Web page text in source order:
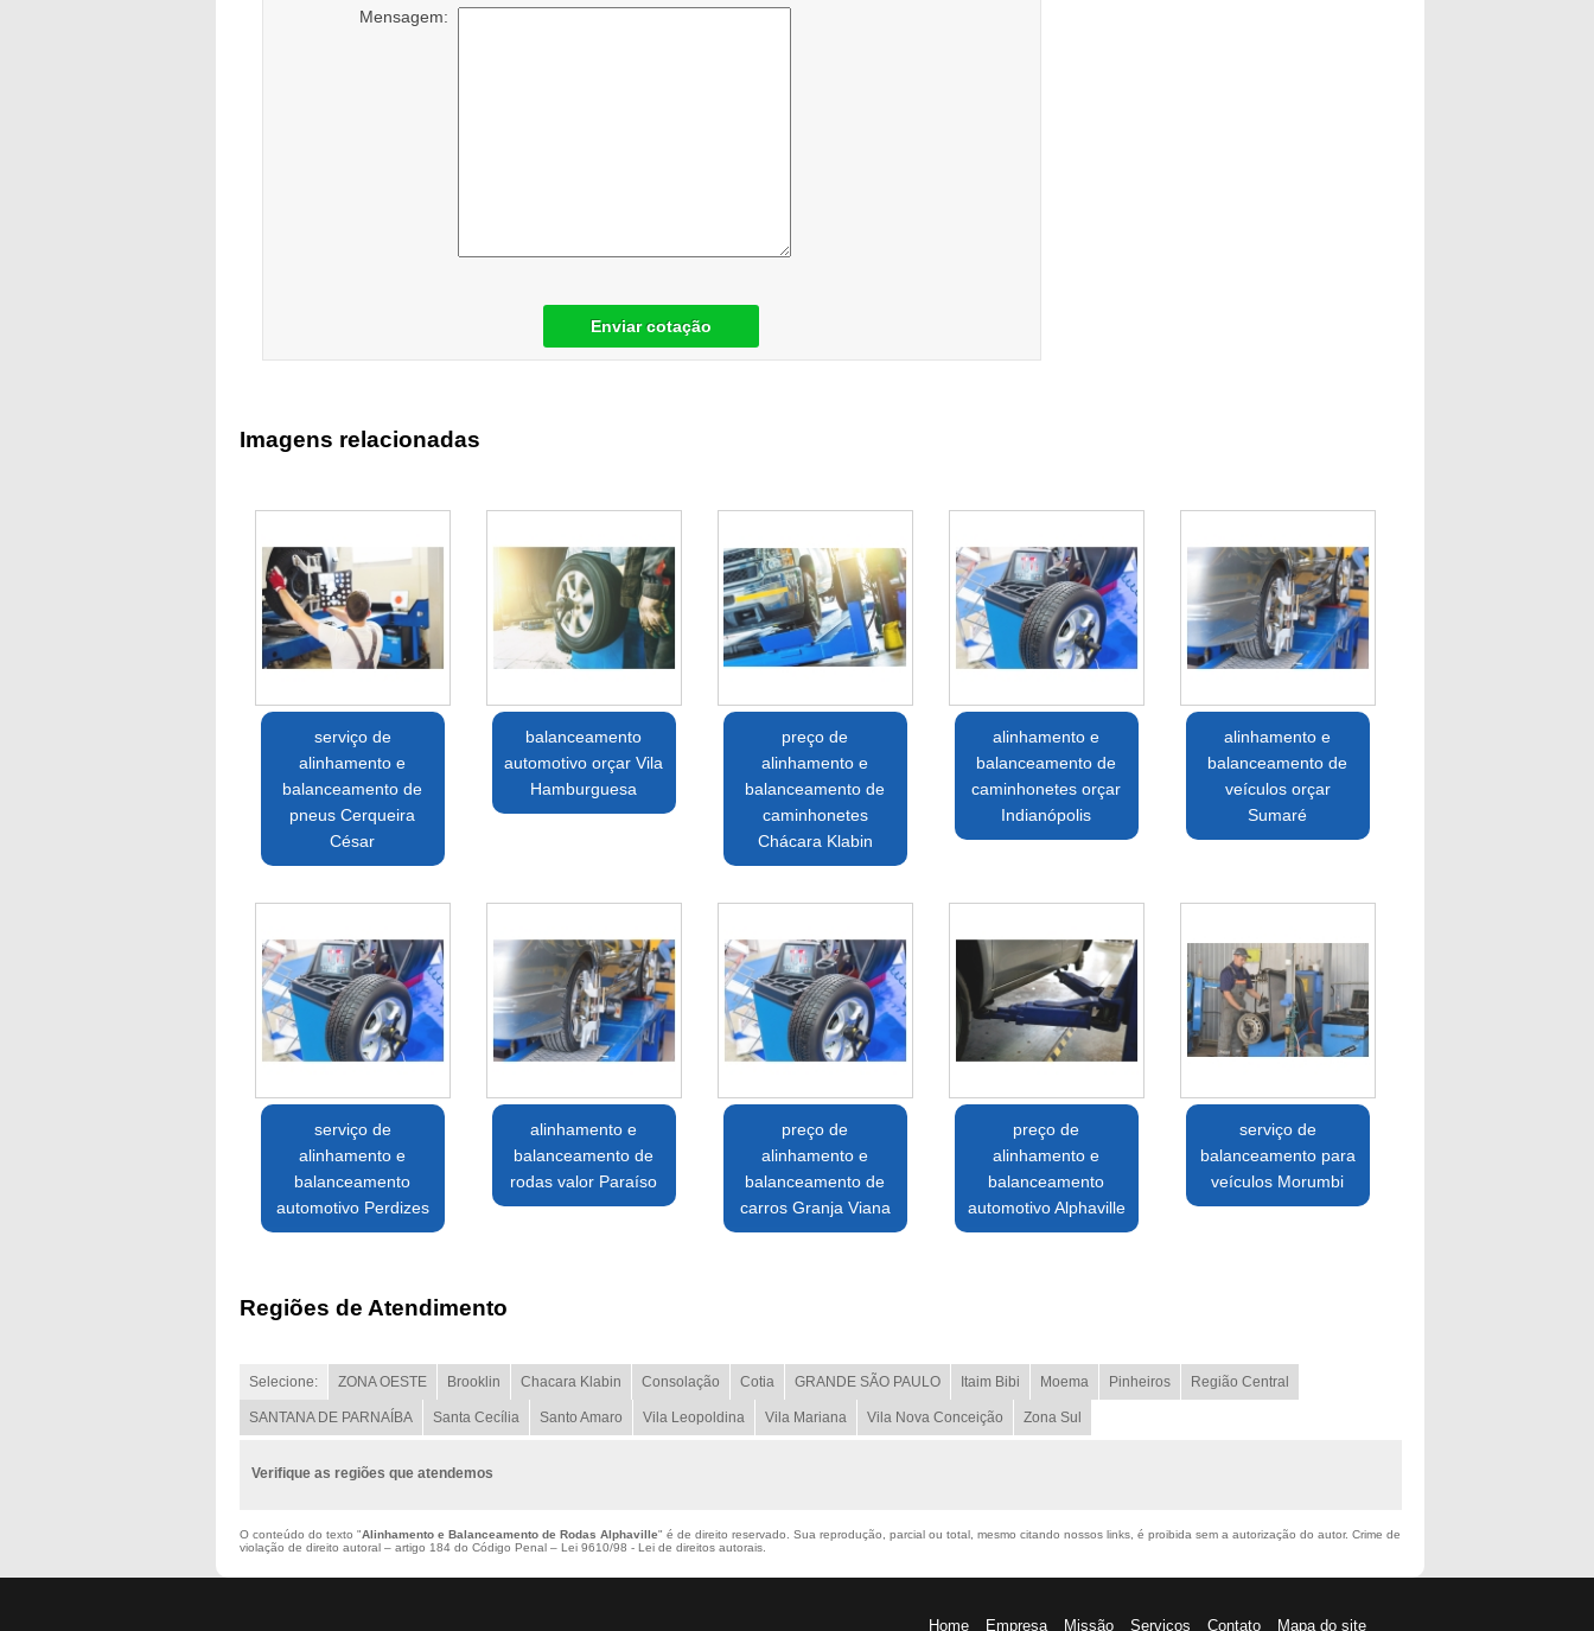
Mensagem:
Enviar cotação
Imagens relacionadas
serviço de
alinhamento e
balanceamento de
pneus Cerqueira
César
balanceamento
automotivo orçar Vila
Hamburguesa
preço de
alinhamento e
balanceamento de
caminhonetes
Chácara Klabin
alinhamento e
balanceamento de
caminhonetes orçar
Indianópolis
alinhamento e
balanceamento de
veículos orçar
Sumaré
serviço de
alinhamento e
balanceamento
automotivo Perdizes
alinhamento e
balanceamento de
rodas valor Paraíso
preço de
alinhamento e
balanceamento de
carros Granja Viana
preço de
alinhamento e
balanceamento
automotivo Alphaville
serviço de
balanceamento para
veículos Morumbi
Regiões de Atendimento
Selecione: ZONA OESTE Brooklin Chacara Klabin Consolação Cotia GRANDE SÃO PAULO Itaim Bibi Moema Pinheiros Região Central
SANTANA DE PARNAÍBA Santa Cecília Santo Amaro Vila Leopoldina Vila Mariana Vila Nova Conceição Zona Sul
Verifique as regiões que atendemos
O conteúdo do texto "Alinhamento e Balanceamento de Rodas Alphaville" é de direito reservado. Sua reprodução, parcial ou total, mesmo citando nossos links, é proibida sem a autorização do autor. Crime de
violação de direito autoral – artigo 184 do Código Penal – Lei 9610/98 - Lei de direitos autorais.
Home Empresa Missão Serviços Contato Mapa do site